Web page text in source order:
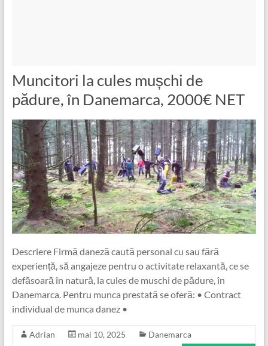
Muncitori la cules mușchi de
pădure, în Danemarca, 2000€ NET
Descriere Firmă daneză caută personal cu sau fără
experiență, să angajeze pentru o activitate relaxantă, ce se
defăsoară în natură, la cules de muschi de pădure, în
Danemarca. Pentru munca prestată se oferă: • Contract
individual de munca danez •
Adrian mai 10, 2025
Danemarca